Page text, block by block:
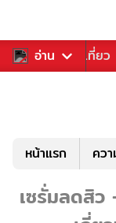
อ่าน
อาหาร ท่องเที่ยว
หน้าแรก คว
เซรั่มลดสิ